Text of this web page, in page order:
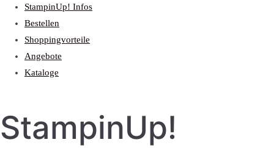
StampinUp! Infos
Bestellen
Shoppingvorteile
Angebote
Kataloge
StampinUp!